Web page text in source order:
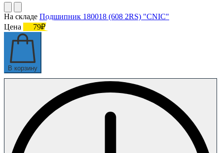
На складе Подшипник 180018 (608 2RS) "CNIC"
Цена
79₽
В корзину